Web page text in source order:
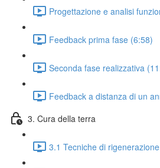
Progettazione e analisi
Feedback prima fase (6:58)
Seconda fase realizzativa
Feedback a distanza di un
3. Cura della terra
3.1 Tecniche di